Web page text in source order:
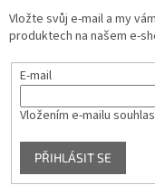
Vložte svůj e-mail a my
produktech na našem e-
E-mail
Vložením e-mailu
PŘIHLÁSIT SE